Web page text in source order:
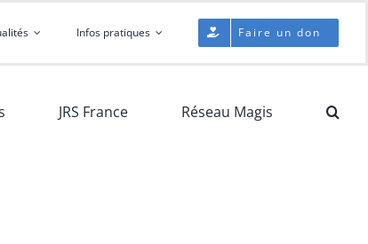
Infos pratiques Faire un don
JRS France Réseau Magis